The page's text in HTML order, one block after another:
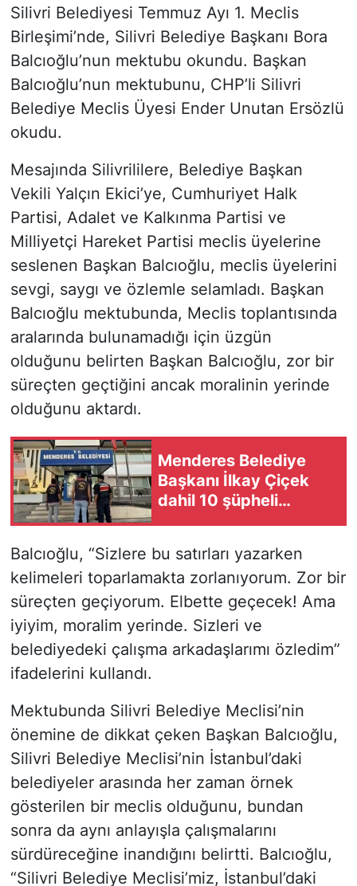
Silivri Belediyesi Temmuz Ayı 1. Meclis
Birleşimi’nde, Silivri Belediye Başkanı Bora
Balcıoğlu’nun mektubu okundu. Başkan
Balcıoğlu’nun mektubunu, CHP’li Silivri
Belediye Meclis Üyesi Ender Unutan Ersözlü
okudu.
Mesajında Silivrililere, Belediye Başkan
Vekili Yalçın Ekici’ye, Cumhuriyet Halk
Partisi, Adalet ve Kalkınma Partisi ve
Milliyetçi Hareket Partisi meclis üyelerine
seslenen Başkan Balcıoğlu, meclis üyelerini
sevgi, saygı ve özlemle selamladı. Başkan
Balcıoğlu mektubunda, Meclis toplantısında
aralarında bulunamadığı için üzgün
olduğunu belirten Başkan Balcıoğlu, zor bir
süreçten geçtiğini ancak moralinin yerinde
olduğunu aktardı.
Menderes Belediye
Başkanı İlkay Çiçek
dahil 10 şüpheli
Balcıoğlu, “Sizlere bu satırları yazarken
kelimeleri toparlamakta zorlanıyorum. Zor bir
süreçten geçiyorum. Elbette geçecek! Ama
iyiyim, moralim yerinde. Sizleri ve
belediyedeki çalışma arkadaşlarımı özledim”
ifadelerini kullandı.
Mektubunda Silivri Belediye Meclisi’nin
önemine de dikkat çeken Başkan Balcıoğlu,
Silivri Belediye Meclisi’nin İstanbul’daki
belediyeler arasında her zaman örnek
gösterilen bir meclis olduğunu, bundan
sonra da aynı anlayışla çalışmalarını
sürdüreceğine inandığını belirtti. Balcıoğlu,
“Silivri Belediye Meclisi’miz, İstanbul’daki